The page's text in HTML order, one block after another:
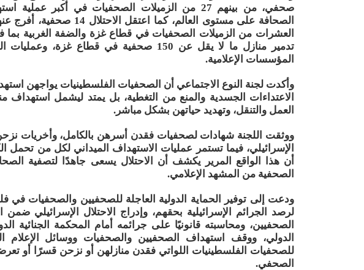
صحفي، من بينهم 27 من الزميلات الصحفيات في أكبر
الصحافة على مستوى العالم،
العشرات من الزميلات الصحفيات في قطاع غزة والضفة الغربية بما
تدمير منازل ما لا يقل عن 150 صحفية في قطاع
المؤسسات الإعلامية.
وأكدت لجنة النوع الاجتماعي أن الصحفيات الفلسطينيات يواجهن
الاعتداءات الجسدية والمنع من التغطية، بل يمتد ليشمل استهداف
العمل والتنقل، وتهديد حياتهن بشكل مباشر.
ووثقت اللجنة شهادات لصحفيات فقدن أسرهن بالكامل، وأخريات
الإسرائيلي، فيما تستمر عمليات الاستهداف الميداني لكل من تحمل
أن هذا الواقع المرير يكشف أن الاحتلال يسعى جاهدًا لتصفية
الصحفية من المشهد الإعلامي.
ودعت إلى توفير الحماية الدولية العاجلة للصحفيين والصحفيات
لرصد الجرائم الإسرائيلية بحقهم، وإدراج الاحتلال الإسرائيلي
الصحفيين، ومحاسبته قانونيًا على جرائمه أمام المحكمة الجنائية
الدولي، ووقف استهداف الصحفيين والصحفيات ووسائل الإعلام
للصحفيات الفلسطينيات اللواتي فقدن منازلهن أو نزحن قسرًا أو
الصحفي.